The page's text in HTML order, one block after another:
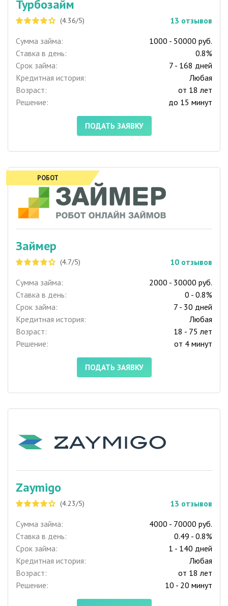
Турбозайм
(4.36/5) 13 отзывов
Сумма займа:
1000 - 50000 руб.
Ставка в день:
0.8%
Срок займа:
7 - 168 дней
Кредитная история:
Любая
Возраст:
от 18 лет
Решение:
до 15 минут
ПОДАТЬ ЗАЯВКУ
РОБОТ
Займер
(4.7/5) 10 отзывов
Сумма займа:
2000 - 30000 руб.
Ставка в день:
0 - 0.8%
Срок займа:
7 - 30 дней
Кредитная история:
Любая
Возраст:
18 - 75 лет
Решение:
от 4 минут
ПОДАТЬ ЗАЯВКУ
Zaymigo
(4.23/5) 13 отзывов
Сумма займа:
4000 - 70000 руб.
Ставка в день:
0.49 - 0.8%
Срок займа:
1 - 140 дней
Кредитная история:
Любая
Возраст:
от 18 лет
Решение:
10 - 20 минут